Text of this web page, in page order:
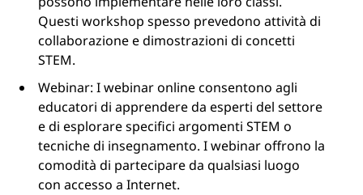
Questi workshop spesso prevedono attività di
collaborazione e dimostrazioni di concetti
STEM.
Webinar: I webinar online consentono agli
educatori di apprendere da esperti del settore
e di esplorare specifici argomenti STEM o
tecniche di insegnamento. I webinar offrono la
comodità di partecipare da qualsiasi luogo
con accesso a Internet.